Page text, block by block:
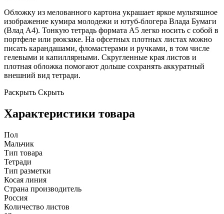
Обложку из мелованного картона украшает яркое мультяшное
изображение кумира молодежи и ютуб-блогера Влада Бумаги
(Влад А4). Тонкую тетрадь формата А5 легко носить с собой в
портфеле или рюкзаке. На офсетных плотных листах можно
писать карандашами, фломастерами и ручками, в том числе
гелевыми и капиллярными. Скругленные края листов и
плотная обложка помогают дольше сохранять аккуратный
внешний вид тетради.
Раскрыть Скрыть
Характеристики товара
Пол
Мальчик
Тип товара
Тетради
Тип разметки
Косая линия
Страна производитель
Россия
Количество листов